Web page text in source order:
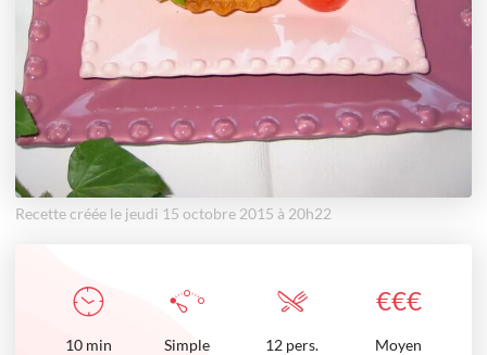
Recette créée le jeudi 15 octobre 2015 à 20h22
€€€
10 min Simple 12 pers. Moyen